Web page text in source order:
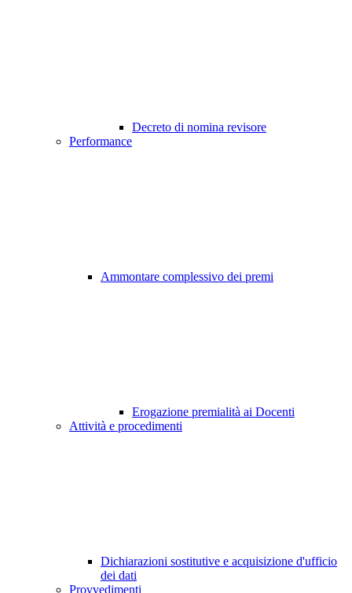
Decreto di nomina revisore
Performance
Ammontare complessivo dei premi
Erogazione premialità ai Docenti
Attività e procedimenti
Dichiarazioni sostitutive e acquisizione d'ufficio
dei dati
Provvedimenti